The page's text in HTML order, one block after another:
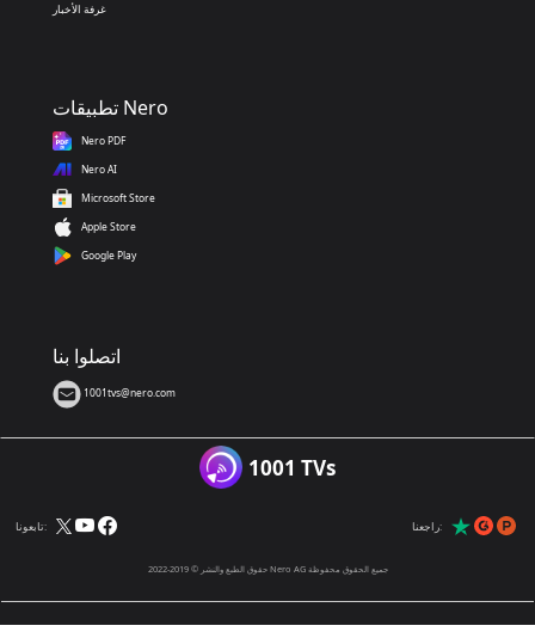
غرفة الأخبار
تطبيقات Nero
Nero PDF
Nero AI
Microsoft Store
Apple Store
Google Play
اتصلوا بنا
1001tvs@nero.com
1001 TVs
تابعونا: راجعنا:
حقوق الطبع والنشر © 2019-2022 Nero AG جميع الحقوق محفوظة